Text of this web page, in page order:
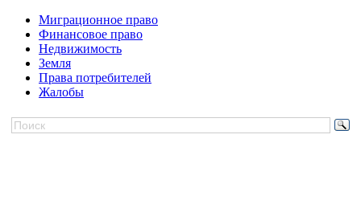
Миграционное право
Финансовое право
Недвижимость
Земля
Права потребителей
Жалобы